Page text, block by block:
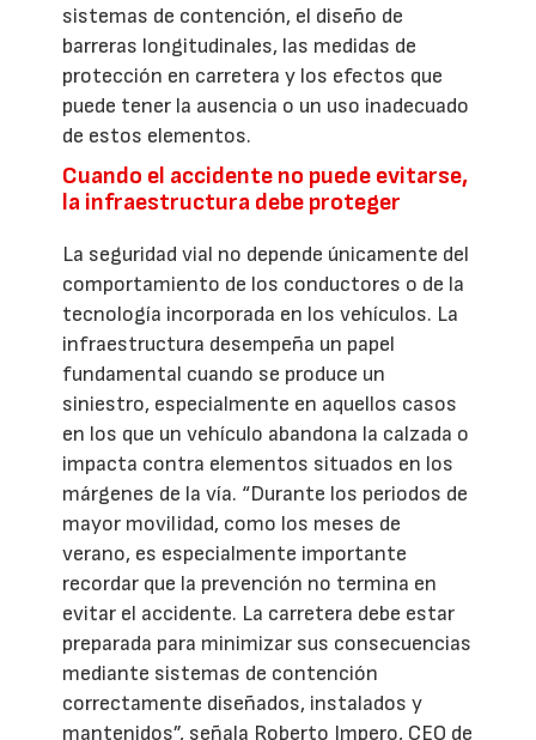
sistemas de contención, el diseño de
barreras longitudinales, las medidas de
protección en carretera y los efectos que
puede tener la ausencia o un uso inadecuado
de estos elementos.
Cuando el accidente no puede evitarse,
la infraestructura debe proteger
La seguridad vial no depende únicamente del
comportamiento de los conductores o de la
tecnología incorporada en los vehículos. La
infraestructura desempeña un papel
fundamental cuando se produce un
siniestro, especialmente en aquellos casos
en los que un vehículo abandona la calzada o
impacta contra elementos situados en los
márgenes de la vía. “Durante los periodos de
mayor movilidad, como los meses de
verano, es especialmente importante
recordar que la prevención no termina en
evitar el accidente. La carretera debe estar
preparada para minimizar sus consecuencias
mediante sistemas de contención
correctamente diseñados, instalados y
mantenidos”, señala Roberto Impero, CEO de